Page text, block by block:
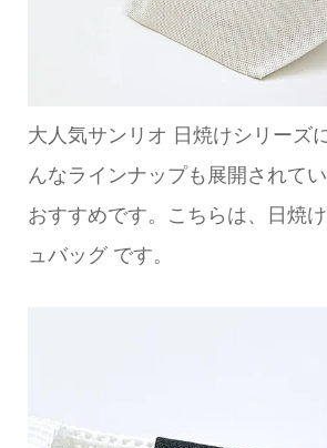
大人気サンリオ 日焼けシリーズ
んなラインナップも展開されて
おすすめです。こちらは、日焼
ュバッグ です。